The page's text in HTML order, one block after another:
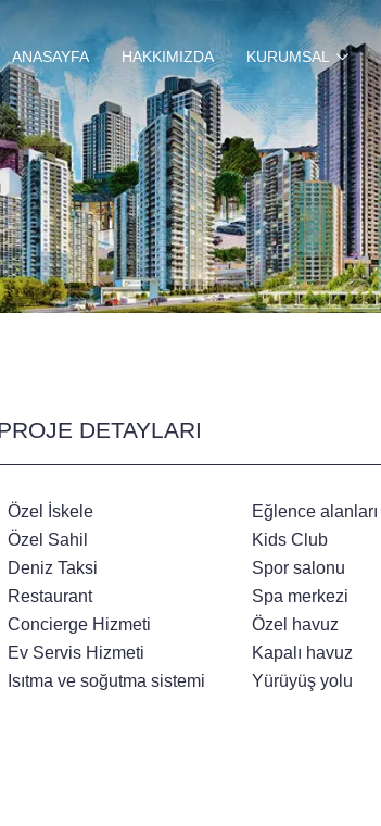
ANASAYFA HAKKIMIZDA KURUMSAL
DETAYLARI
Özel İskele
Özel Sahil
Deniz Taksi
Restaurant
Concierge Hizmeti
Ev Servis Hizmeti
Isıtma ve soğutma sistemi
Eğlence alanları
Kids Club
Spor salonu
Spa merkezi
Özel havuz
Kapalı havuz
Yürüyüş yolu